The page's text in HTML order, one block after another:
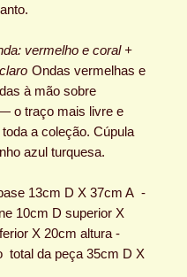
vermelho e coral +
Ondas vermelhas e
à mão sobre
o traço mais livre e
a coleção. Cúpula
azul turquesa.
13cm D X 37cm A -
10cm D superior X
X 20cm altura -
total da peça 35cm D X